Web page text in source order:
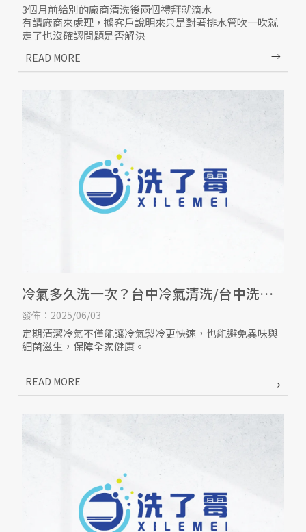
3個月前給別的廠商清洗後兩個禮拜就滴水
有請廠商來處理，據客戶說明來只是對著排水管吹一吹就
走了也沒確認問題是否解決
經客戶介紹
冷氣多久洗一次？台中冷氣清洗/台中洗冷
氣
發佈：2025/06/03
定期清潔冷氣不僅能讓冷氣製冷更快速，也能避免異味與
細菌滋生，保障全家健康。